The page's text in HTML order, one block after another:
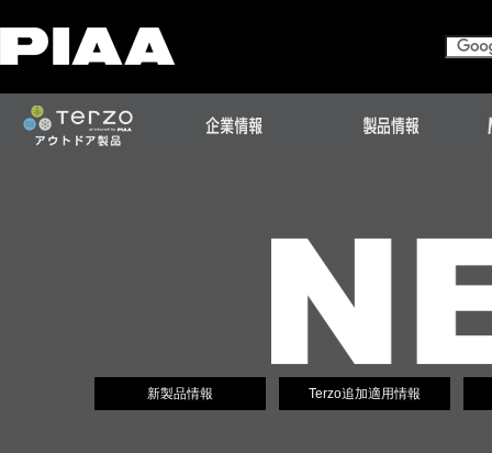
新製品情報 Terzo追加適用情報